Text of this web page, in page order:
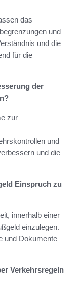
das
und
und die
für die
der
zur
und
und die
Einspruch zu
innerhalb einer
einzulegen.
und Dokumente
Verkehrsregeln